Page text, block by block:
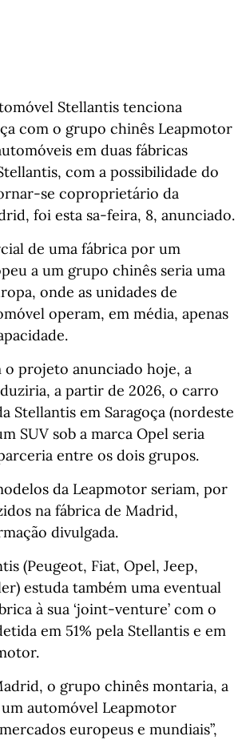
Stellantis tenciona
com o grupo chinês Leapmotor
em duas fábricas
com a possibilidade do
se coproprietário da
foi esta sa-feira, 8, anunciado.
de uma fábrica por um
a um grupo chinês seria uma
onde as unidades de
operam, em média, apenas
o projeto anunciado hoje, a
a partir de 2026, o carro
Stellantis em Saragoça (nordeste
SUV sob a marca Opel seria
entre os dois grupos.
da Leapmotor seriam, por
na fábrica de Madrid,
divulgada.
(Peugeot, Fiat, Opel, Jeep,
estuda também uma eventual
à sua ‘joint-venture’ com o
em 51% pela Stellantis e em
o grupo chinês montaria, a
automóvel Leapmotor
europeus e mundiais”,